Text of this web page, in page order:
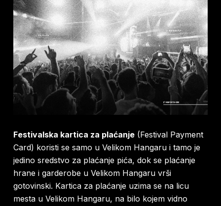
Festivalska kartica za plaćanje(Festival Payment
Card) koristi se samo u Velikom Hangaru i tamo je
jedino sredstvo za plaćanje pića, dok se plaćanje
hrane i garderobe u Velikom Hangaru vrši
gotovinski. Kartica za plaćanje uzima se na licu
mesta u Velikom Hangaru, na bilo kojem vidno